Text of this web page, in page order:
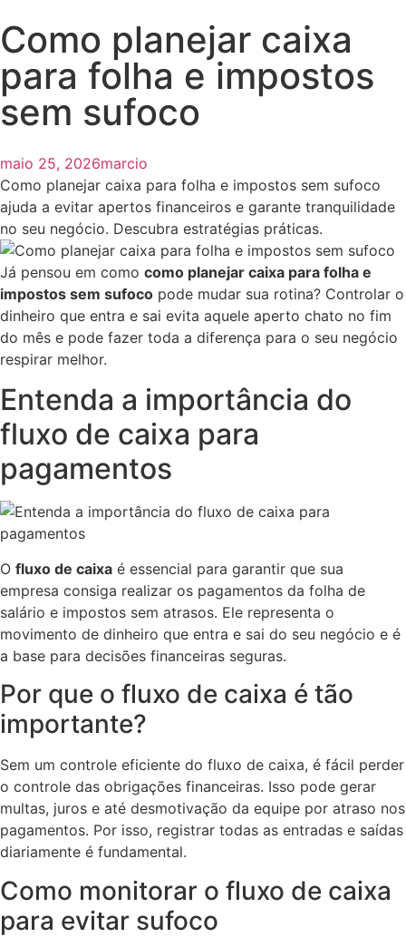
Como planejar caixa
para folha e impostos
sem sufoco
maio 25, 2026marcio
Como planejar caixa para folha e impostos sem sufoco
ajuda a evitar apertos financeiros e garante tranquilidade
no seu negócio. Descubra estratégias práticas.
Já pensou em como como planejar caixa para folha e
impostos sem sufoco pode mudar sua rotina? Controlar o
dinheiro que entra e sai evita aquele aperto chato no fim
do mês e pode fazer toda a diferença para o seu negócio
respirar melhor.
Entenda a importância do
fluxo de caixa para
pagamentos
O fluxo de caixa é essencial para garantir que sua
empresa consiga realizar os pagamentos da folha de
salário e impostos sem atrasos. Ele representa o
movimento de dinheiro que entra e sai do seu negócio e é
a base para decisões financeiras seguras.
Por que o fluxo de caixa é tão
importante?
Sem um controle eficiente do fluxo de caixa, é fácil perder
o controle das obrigações financeiras. Isso pode gerar
multas, juros e até desmotivação da equipe por atraso nos
pagamentos. Por isso, registrar todas as entradas e saídas
diariamente é fundamental.
Como monitorar o fluxo de caixa
para evitar sufoco